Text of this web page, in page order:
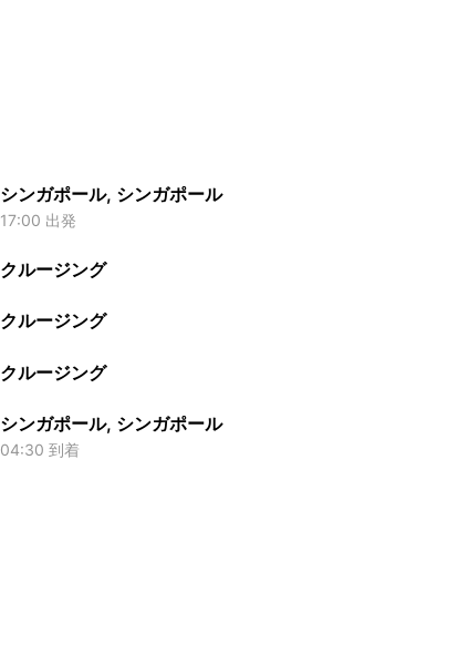
シンガポール, シンガポール
17:00 出発
クルージング
クルージング
クルージング
シンガポール, シンガポール
04:30 到着